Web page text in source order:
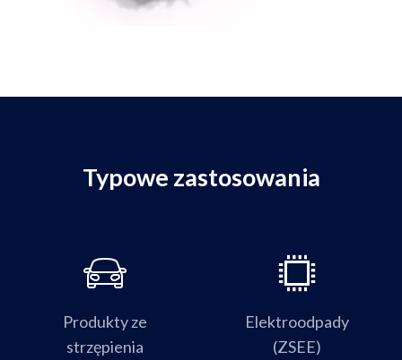
Typowe zastosowania
Produkty ze
strzępienia
Elektroodpady
(ZSEE)